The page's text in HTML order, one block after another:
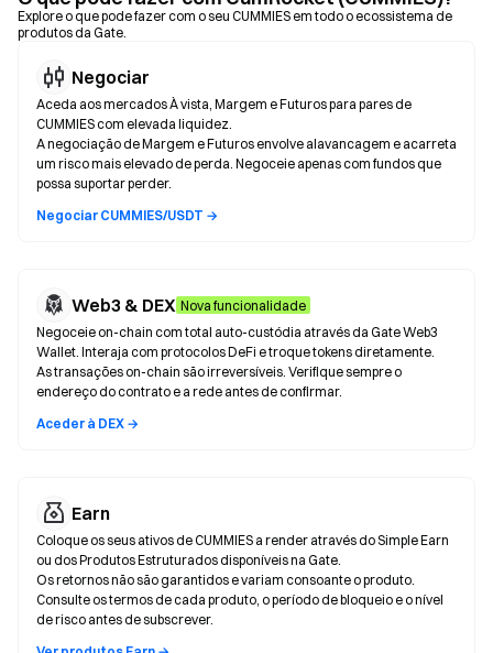
Explore o que pode fazer com o seu CUMMIES em todo o ecossistema de
produtos da Gate.
Negociar
Aceda aos mercados À vista, Margem e Futuros para pares de
CUMMIES com elevada liquidez.
A negociação de Margem e Futuros envolve alavancagem e acarreta
um risco mais elevado de perda. Negoceie apenas com fundos que
possa suportar perder.
Negociar CUMMIES/USDT →
Web3 & DEX Nova funcionalidade
Negoceie on-chain com total auto-custódia através da Gate Web3
Wallet. Interaja com protocolos DeFi e troque tokens diretamente.
As transações on-chain são irreversíveis. Verifique sempre o
endereço do contrato e a rede antes de confirmar.
Aceder à DEX →
Earn
Coloque os seus ativos de CUMMIES a render através do Simple Earn
ou dos Produtos Estruturados disponíveis na Gate.
Os retornos não são garantidos e variam consoante o produto.
Consulte os termos de cada produto, o período de bloqueio e o nível
de risco antes de subscrever.